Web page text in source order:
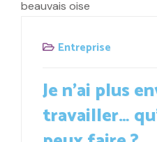
Entreprise
Je n’ai plus
travailler…